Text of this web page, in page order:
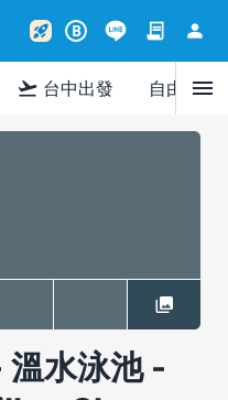
rocket_launch B contract person
flight_takeoff 台中出發 自由行menu
水泳池 -